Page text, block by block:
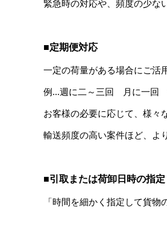
緊急時の対応や、頻度の少な
■定期便対応
一定の荷量がある場合にご活
例…週に二～三回 月に一回
お客様の必要に応じて、様々
輸送頻度の高い案件ほど、よ
■引取または荷卸日時の指定
「時間を細かく指定して貨